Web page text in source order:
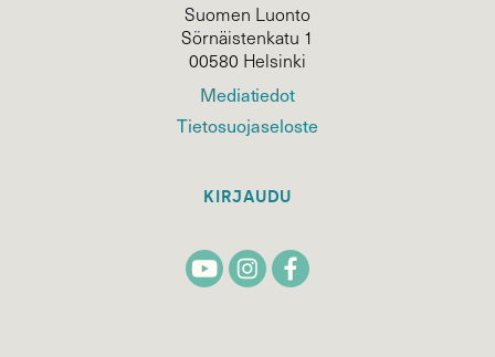
Suomen Luonto
Sörnäistenkatu 1
00580 Helsinki
Mediatiedot
Tietosuojaseloste
KIRJAUDU